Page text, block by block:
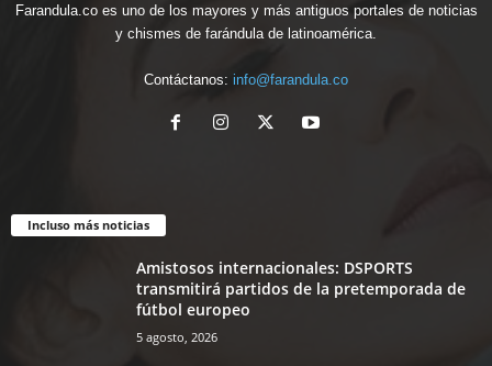
Farandula.co es uno de los mayores y más antiguos portales de noticias
y chismes de farándula de latinoamérica.
Contáctanos: info@farandula.co
Incluso más noticias
Amistosos internacionales: DSPORTS
transmitirá partidos de la pretemporada de
fútbol europeo
5 agosto, 2026